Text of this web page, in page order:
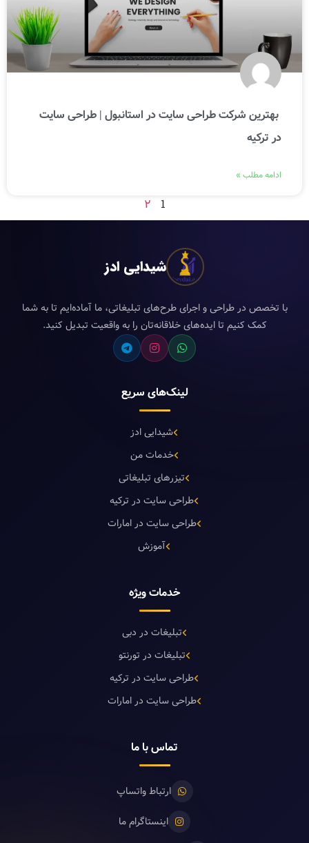
بهترین شرکت‌ طراحی سایت در استانبول | طراحی سایت
در ترکیه
ادامه مطلب »
1
2
شیدایی ادز
با تخصص در طراحی و اجرای طرح‌های تبلیغاتی، ما آماده‌ایم تا به شما
کمک کنیم تا ایده‌های خلاقانه‌تان را به واقعیت تبدیل کنید.
لینک‌های سریع
شیدایی ادز
خدمات من
تیزرهای تبلیغاتی
طراحی سایت در ترکیه
طراحی سایت در امارات
آموزش
خدمات ویژه
تبلیغات در دبی
تبلیغات در تورنتو
طراحی سایت در ترکیه
طراحی سایت در امارات
تماس با ما
ارتباط واتساپ
اینستاگرام ما